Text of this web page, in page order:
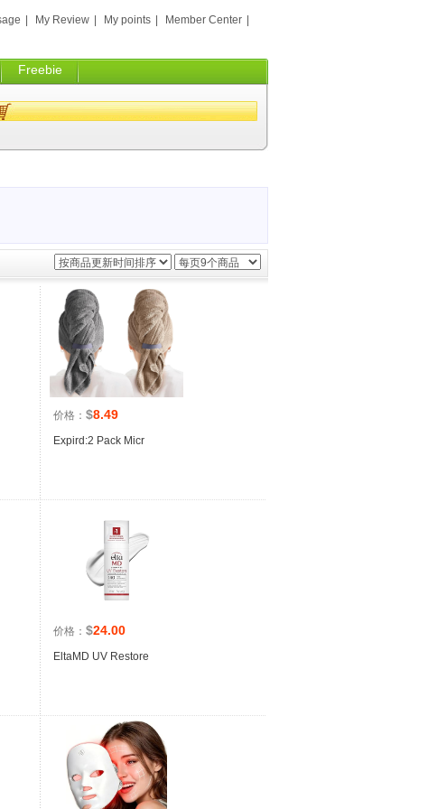
Freebie
My Review My points Member Center
价格： $8.49
Expird:2 Pack Micr
价格： $24.00
EltaMD UV Restore